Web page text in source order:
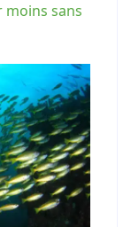
moins sans